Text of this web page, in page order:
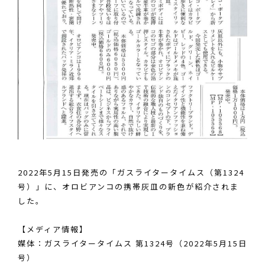
2022年5月15日発売の「ガスライタータイムス（第1324
号）」に、オロビアンコの携帯灰皿の新色が紹介されま
した。
【メディア情報】
媒体：ガスライタータイムス 第1324号（2022年5月15日
号）